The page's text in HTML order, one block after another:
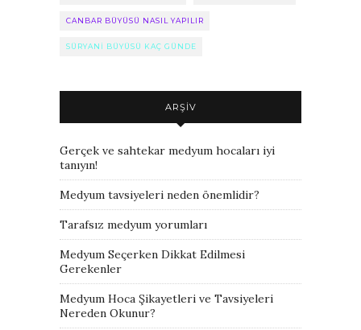
CANBAR BÜYÜSÜ NASIL YAPILIR
SÜRYANI BÜYÜSÜ KAÇ GÜNDE
ARŞIV
Gerçek ve sahtekar medyum hocaları iyi
tanıyın!
Medyum tavsiyeleri neden önemlidir?
Tarafsız medyum yorumları
Medyum Seçerken Dikkat Edilmesi
Gerekenler
Medyum Hoca Şikayetleri ve Tavsiyeleri
Nereden Okunur?